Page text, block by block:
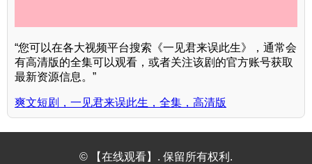
“您可以在各大视频平台搜索《一见君来误此生》，通常会
有高清版的全集可以观看，或者关注该剧的官方账号获取
最新资源信息。”
爽文短剧，一见君来误此生，全集，高清版
© 【在线观看】. 保留所有权利.